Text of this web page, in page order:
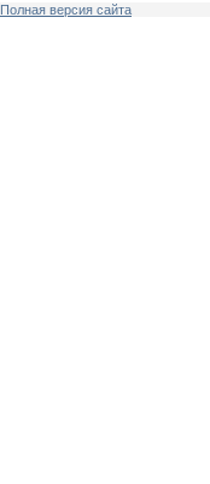
Полная версия сайта